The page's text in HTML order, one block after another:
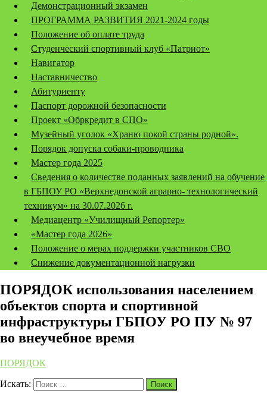
Демонстрационный экзамен
ПРОГРАММА РАЗВИТИЯ 2021-2024 годы
Положение об оплате труда
Студенческий спортивный клуб «Патриот»
Навигатор
Наставничество
Абитуриенту
Паспорт дорожной безопасности
Проект «Обркредит в СПО»
Музейный уголок «Храню покой страны родной».
Порядок допуска собаки-проводника
Мастер года 2025
Сведения о количестве поданных заявлений на обучение
в ГБПОУ РО «Верхнедонской аграрно- технологический
техникум» на 30.07.2026 г.
Медиацентр «Училищный Репортер»
«Мастер года 2026»
Положение о мерах поддержки участников СВО
Снижение документационной нагрузки
ПОРЯДОК использования населением
объектов спорта и спортивной
инфраструктуры ГБПОУ РО ПУ № 97
во внеучебное время
ПОРЯДОК
Искать: Поиск